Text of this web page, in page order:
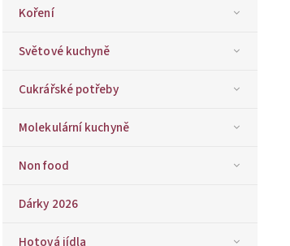
Koření
Světové kuchyně
Cukrářské potřeby
Molekulární kuchyně
Non food
Dárky 2026
Hotová jídla